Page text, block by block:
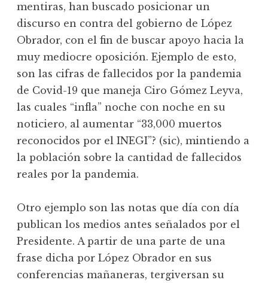
mentiras, han buscado posicionar un
discurso en contra del gobierno de López
Obrador, con el fin de buscar apoyo hacia la
muy mediocre oposición. Ejemplo de esto,
son las cifras de fallecidos por la pandemia
de Covid-19 que maneja Ciro Gómez Leyva,
las cuales “infla” noche con noche en su
noticiero, al aumentar “33,000 muertos
reconocidos por el INEGI”? (sic), mintiendo a
la población sobre la cantidad de fallecidos
reales por la pandemia.
Otro ejemplo son las notas que día con día
publican los medios antes señalados por el
Presidente. A partir de una parte de una
frase dicha por López Obrador en sus
conferencias mañaneras, tergiversan su